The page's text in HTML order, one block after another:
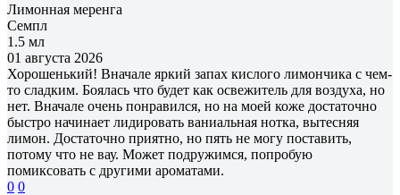
Лимонная меренга
Семпл
1.5 мл
01 августа 2026
Хорошенький! Вначале яркий запах кислого лимончика с чем-
то сладким. Боялась что будет как освежитель для воздуха, но
нет. Вначале очень понравился, но на моей коже достаточно
быстро начинает лидировать ваниальная нотка, вытесняя
лимон. Достаточно приятно, но пять не могу поставить,
потому что не вау. Может подружимся, попробую
помиксовать с другими ароматами.
0 0